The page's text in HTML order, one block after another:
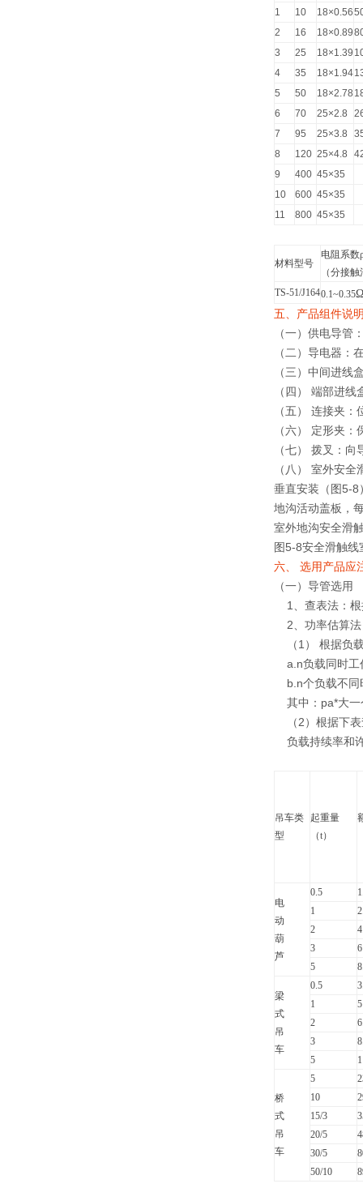
1 10 18×0.56
2
16 18×0.89
3
25 18×1.39
4
35 18×1.94
5
50 18×2.78
6
70 25×2.8
7
95 25×3.8
8
120 25×4.8
9
400 45×35
10
600 45×35
11
800 45×35
材料型号
电阻系数
（分接
TS-51/J1640.1~0.35
五、产品组件说
（一）供电导管
（二）导电器：
（三）中间进线
（四） 端部进
（五） 连接夹
（六） 定形夹
（七） 拨叉：
（八） 室外安全
垂直安装（图5-8
地沟活动盖板，
室外地沟安全滑
图5-8安全滑触线
六、 选用产品应
（一）导管选用
1、查表法：根
2、功率估算法
（1） 根据负
a.n负载同时工
b.n个负载不同
其中：pa*大一
（2）根据下表
负载持续率和
吊车类
型
起重量
（t）
电
动
葫
芦
0.5
1
2
3
6
5
梁
式
吊
车
0.5
1
5
2
3
5
桥
式
吊
车
5
10
15/3
20/5
30/5
50/10